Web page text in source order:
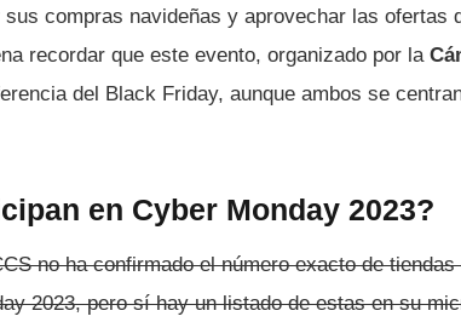
compras navideñas y aprovechar las ofertas
recordar que este evento, organizado por la
del Black Friday, aunque ambos se
en Cyber Monday 2023?
no ha confirmado el número exacto de
2023, pero sí hay un listado de estas en su